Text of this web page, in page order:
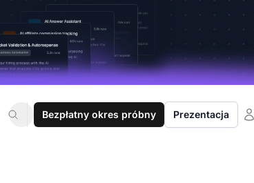
Bezpłatny okres próbny Prezentacja